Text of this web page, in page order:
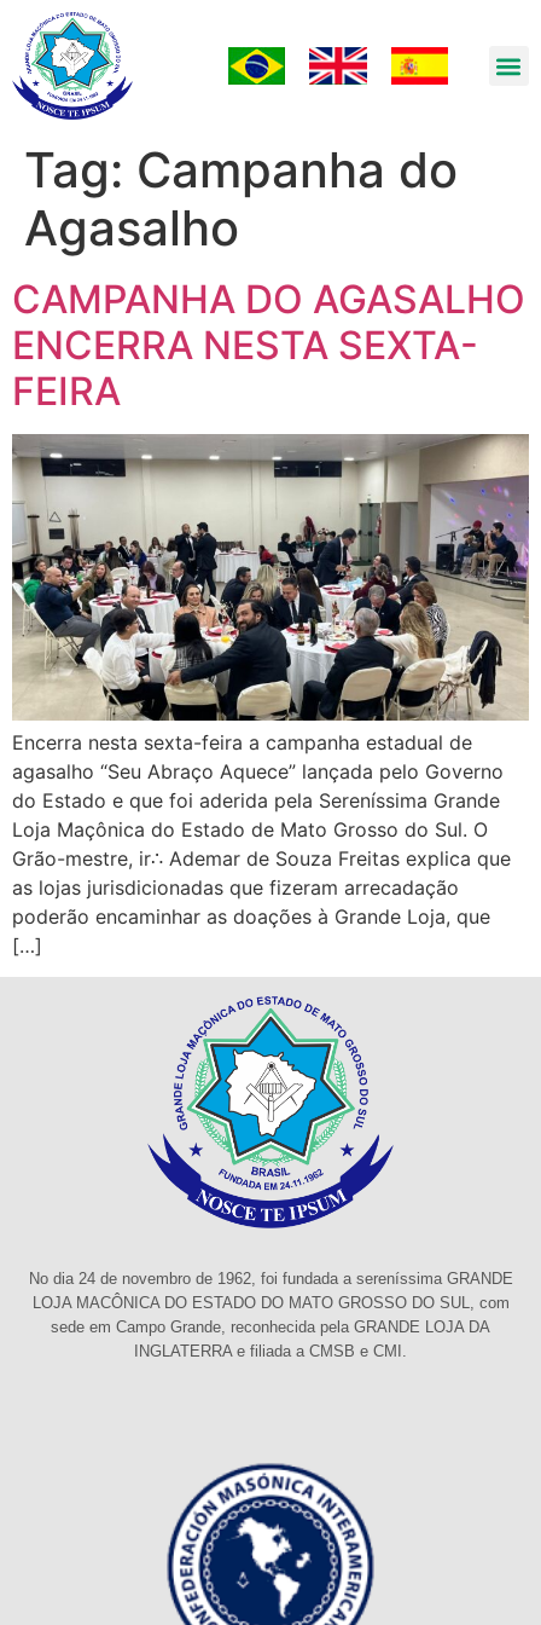
Tag: Campanha do
Agasalho
CAMPANHA DO AGASALHO
ENCERRA NESTA SEXTA-
FEIRA
Encerra nesta sexta-feira a campanha estadual de
agasalho “Seu Abraço Aquece” lançada pelo Governo
do Estado e que foi aderida pela Sereníssima Grande
Loja Maçônica do Estado de Mato Grosso do Sul. O
Grão-mestre, ir∴ Ademar de Souza Freitas explica que
as lojas jurisdicionadas que fizeram arrecadação
poderão encaminhar as doações à Grande Loja, que
[…]
No dia 24 de novembro de 1962, foi fundada a sereníssima GRANDE
LOJA MACÔNICA DO ESTADO DO MATO GROSSO DO SUL, com
sede em Campo Grande, reconhecida pela GRANDE LOJA DA
INGLATERRA e filiada a CMSB e CMI.